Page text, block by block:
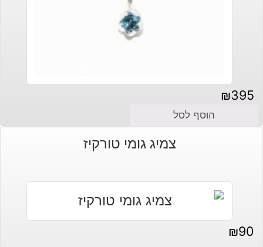
₪395
הוסף לסל
צמיג גומי טורקיז
₪90